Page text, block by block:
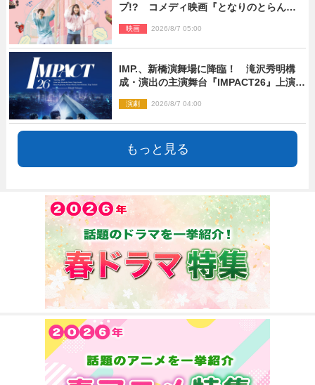
プ!? コメディ映画『となりのとらんす
映画 2026/8/7 05:00
IMP.、新橋演舞場に降臨！ 滝沢秀明構
成・演出の主演舞台『IMPACT26』上演決
演劇 2026/8/7 04:00
もっと見る